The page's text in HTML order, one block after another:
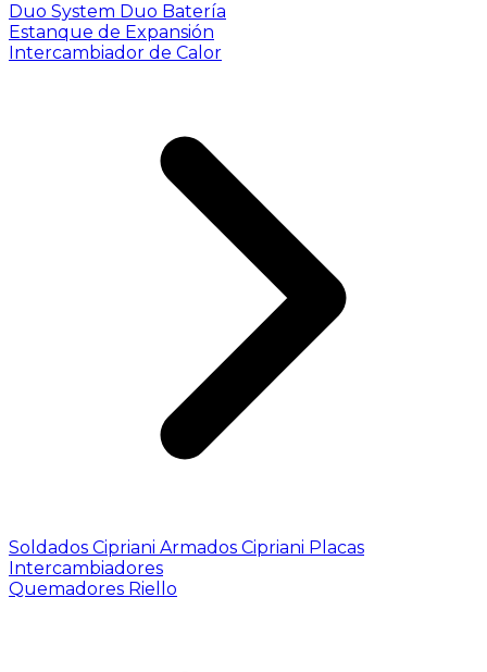
Duo System Duo Batería
Estanque de Expansión
Intercambiador de Calor
Soldados Cipriani Armados Cipriani Placas
Intercambiadores
Quemadores Riello